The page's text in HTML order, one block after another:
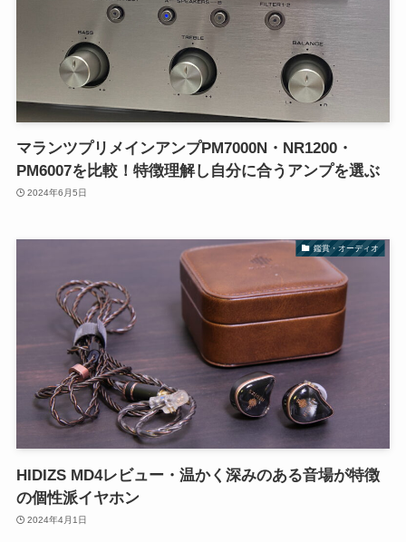
マランツプリメインアンプPM7000N・NR1200・
PM6007を比較！特徴理解し自分に合うアンプを選ぶ
2024年6月5日
鑑賞・オーディオ
HIDIZS MD4レビュー・温かく深みのある音場が特徴
の個性派イヤホン
2024年4月1日